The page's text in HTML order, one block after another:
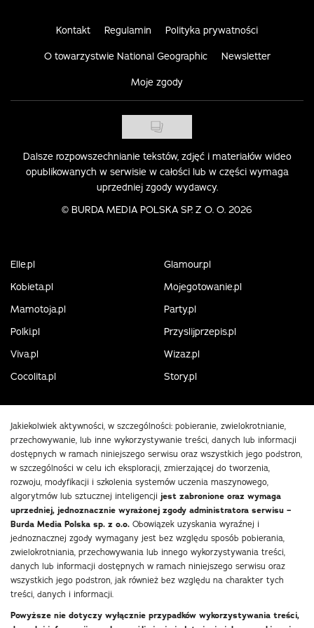
Kontakt Regulamin Polityka prywatności
O towarzystwie National Geographic Newsletter
Moje zgody
Dalsze rozpowszechnianie tekstów, zdjęć i materiałów wideo
opublikowanych w serwisie w całości lub w części wymaga
uprzedniej zgody wydawcy.
© BURDA MEDIA POLSKA SP. Z O. O. 2026
Elle.pl
Glamour.pl
Kobieta.pl
Mojegotowanie.pl
Mamotoja.pl
Party.pl
Polki.pl
Przyslijprzepis.pl
Viva.pl
Wizaz.pl
Cocolita.pl
Story.pl
Jakiekolwiek aktywności, w szczególności: pobieranie, zwielokrotnianie,
przechowywanie, lub inne wykorzystywanie treści, danych lub informacji
dostępnych w ramach niniejszego serwisu oraz wszystkich jego podstron,
w szczególności w celu ich eksploracji, zmierzającej do tworzenia,
rozwoju, modyfikacji i szkolenia systemów uczenia maszynowego,
algorytmów lub sztucznej inteligencji jest zabronione oraz wymaga
uprzedniej, jednoznacznie wyrażonej zgody administratora serwisu –
Burda Media Polska sp. z o.o. Obowiązek uzyskania wyraźnej i
jednoznacznej zgody wymagany jest bez względu sposób pobierania,
zwielokrotniania, przechowywania lub innego wykorzystywania treści,
danych lub informacji dostępnych w ramach niniejszego serwisu oraz
wszystkich jego podstron, jak również bez względu na charakter tych
treści, danych i informacji.
Powyższe nie dotyczy wyłącznie przypadków wykorzystywania treści,